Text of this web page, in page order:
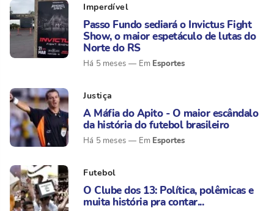
Imperdível
Passo Fundo sediará o Invictus Fight
Show, o maior espetáculo de lutas do
Norte do RS
Há 5 meses Esportes
Justiça
A Máfia do Apito - O maior escândalo
da história do futebol brasileiro
Há 5 meses Esportes
Futebol
O Clube dos 13: Política, polêmicas e
muita história pra contar...